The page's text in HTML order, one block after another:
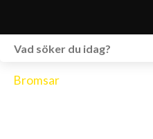
Bromsar